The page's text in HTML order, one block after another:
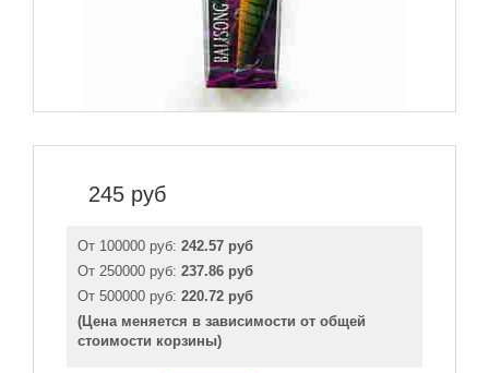
245 руб
От 100000 руб: 242.57 руб
От 250000 руб: 237.86 руб
От 500000 руб: 220.72 руб
(Цена меняется в зависимости от общей
стоимости корзины)